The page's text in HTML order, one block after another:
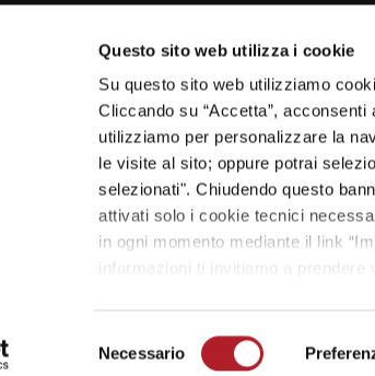
Questo sito web utilizza i cookie
Su questo sito web utilizziamo
Cliccando su “Accetta”,
utilizziamo per personalizzare la
le visite al sito; oppure potrai
selezionati". Chiudendo questo
attivati solo i cookie tecnici
in ogni momento mediante il link
del
Necessario